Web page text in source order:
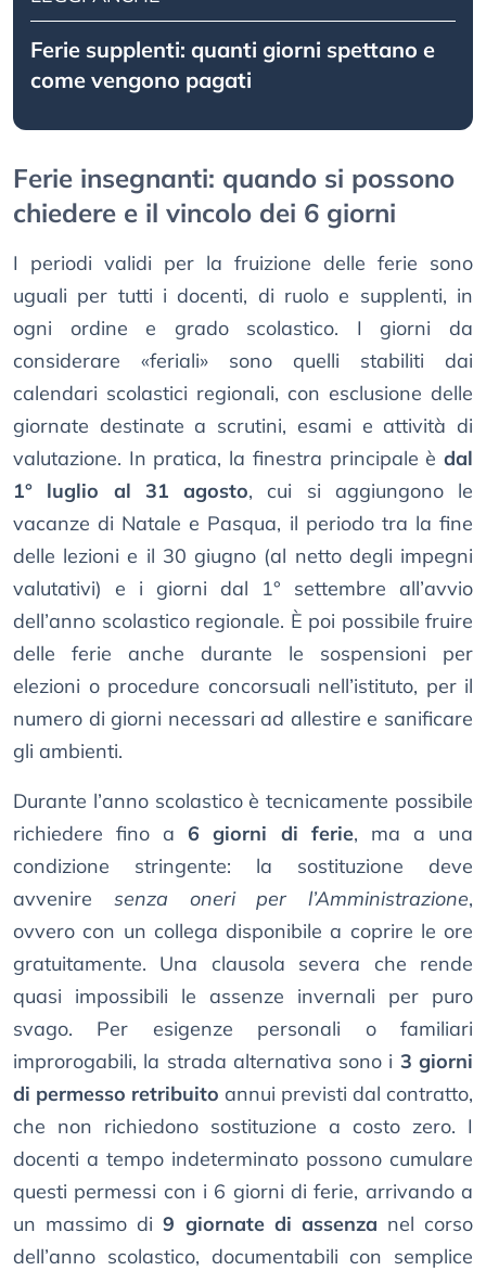
Ferie supplenti: quanti giorni spettano e
come vengono pagati
Ferie insegnanti: quando si possono
chiedere e il vincolo dei 6 giorni
I periodi validi per la fruizione delle ferie sono
uguali per tutti i docenti, di ruolo e supplenti, in
ogni ordine e grado scolastico. I giorni da
considerare «feriali» sono quelli stabiliti dai
calendari scolastici regionali, con esclusione delle
giornate destinate a scrutini, esami e attività di
valutazione. In pratica, la finestra principale è dal
1° luglio al 31 agosto, cui si aggiungono le
vacanze di Natale e Pasqua, il periodo tra la fine
delle lezioni e il 30 giugno (al netto degli impegni
valutativi) e i giorni dal 1° settembre all’avvio
dell’anno scolastico regionale. È poi possibile fruire
delle ferie anche durante le sospensioni per
elezioni o procedure concorsuali nell’istituto, per il
numero di giorni necessari ad allestire e sanificare
gli ambienti.
Durante l’anno scolastico è tecnicamente possibile
richiedere fino a6 giorni di ferie, ma a una
condizione stringente: la sostituzione deve
avvenire senza oneri per l’Amministrazione,
ovvero con un collega disponibile a coprire le ore
gratuitamente. Una clausola severa che rende
quasi impossibili le assenze invernali per puro
svago. Per esigenze personali o familiari
improrogabili, la strada alternativa sono i 3 giorni
di permesso retribuito annui previsti dal contratto,
che non richiedono sostituzione a costo zero. I
docenti a tempo indeterminato possono cumulare
questi permessi con i 6 giorni di ferie, arrivando a
un massimo di9 giornate di assenza nel corso
dell’anno scolastico, documentabili con semplice